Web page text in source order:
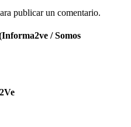
publicar un comentario.
/ Somos